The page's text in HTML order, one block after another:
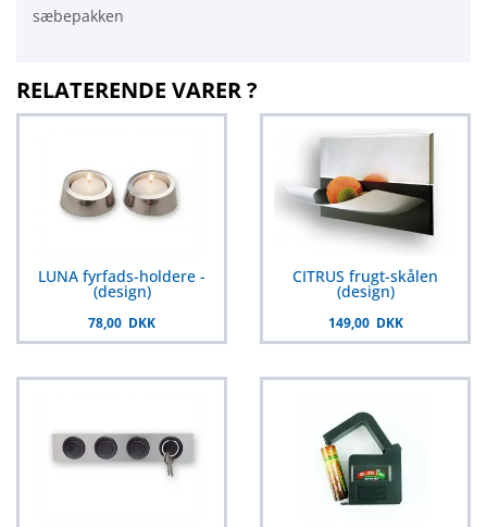
sæbepakken
RELATERENDE VARER ?
LUNA fyrfads-holdere -
(design)
78,00 DKK
CITRUS frugt-skålen
(design)
149,00 DKK